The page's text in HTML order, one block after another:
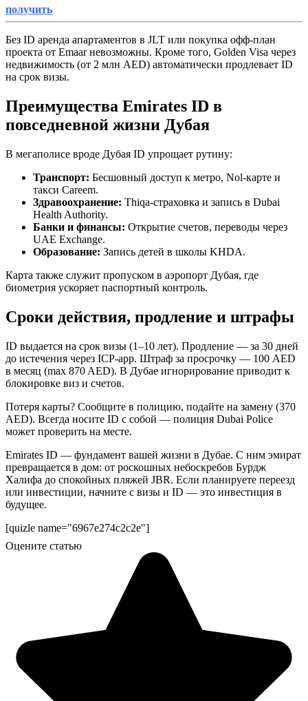
получить
Без ID аренда апартаментов в JLT или покупка офф-план
проекта от Emaar невозможны. Кроме того, Golden Visa через
недвижимость (от 2 млн AED) автоматически продлевает ID
на срок визы.
Преимущества Emirates ID в
повседневной жизни Дубая
В мегаполисе вроде Дубая ID упрощает рутину:
Транспорт: Бесшовный доступ к метро, Nol-карте и
такси Careem.
Здравоохранение: Thiqa-страховка и запись в Dubai
Health Authority.
Банки и финансы: Открытие счетов, переводы через
UAE Exchange.
Образование: Запись детей в школы KHDA.
Карта также служит пропуском в аэропорт Дубая, где
биометрия ускоряет паспортный контроль.
Сроки действия, продление и штрафы
ID выдается на срок визы (1–10 лет). Продление — за 30 дней
до истечения через ICP-app. Штраф за просрочку — 100 AED
в месяц (max 870 AED). В Дубае игнорирование приводит к
блокировке виз и счетов.
Потеря карты? Сообщите в полицию, подайте на замену (370
AED). Всегда носите ID с собой — полиция Dubai Police
может проверить на месте.
Emirates ID — фундамент вашей жизни в Дубае. С ним эмират
превращается в дом: от роскошных небоскребов Бурдж
Халифа до спокойных пляжей JBR. Если планируете переезд
или инвестиции, начните с визы и ID — это инвестиция в
будущее.
[quizle name="6967e274c2c2e"]
Оцените статью